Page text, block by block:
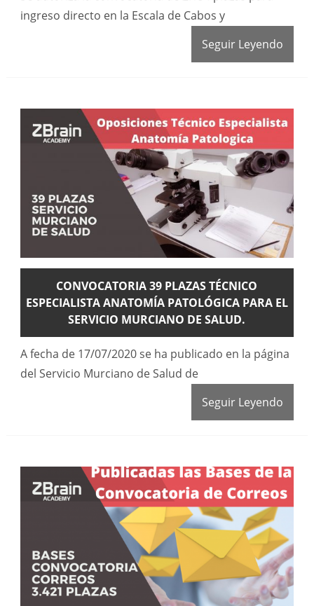
ingreso directo en la Escala de Cabos y
Seguir Leyendo
CONVOCATORIA 39 PLAZAS TÉCNICO
ESPECIALISTA ANATOMÍA PATOLÓGICA PARA EL
SERVICIO MURCIANO DE SALUD.
A fecha de 17/07/2020 se ha publicado en la página
del Servicio Murciano de Salud de
Seguir Leyendo